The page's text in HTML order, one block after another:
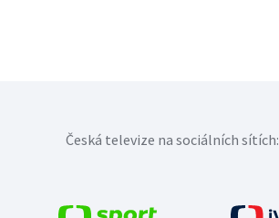
Česká televize na sociálních sítích: